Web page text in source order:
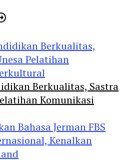
Berkualitas, Sastra
Komunikasi